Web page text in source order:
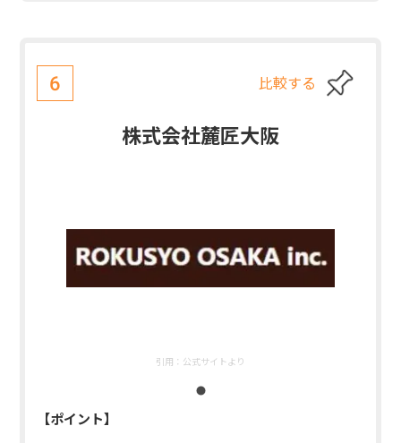
6 比較する
株式会社麓匠大阪
引用： 公式サイトより
【ポイント】